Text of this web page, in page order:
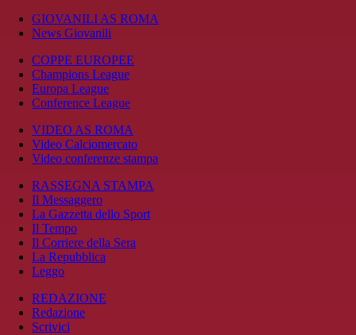
GIOVANILI AS ROMA
News Giovanili
COPPE EUROPEE
Champions League
Europa League
Conference League
VIDEO AS ROMA
Video Calciomercato
Video conferenze stampa
RASSEGNA STAMPA
Il Messaggero
La Gazzetta dello Sport
Il Tempo
Il Corriere della Sera
La Repubblica
Leggo
REDAZIONE
Redazione
Scrivici